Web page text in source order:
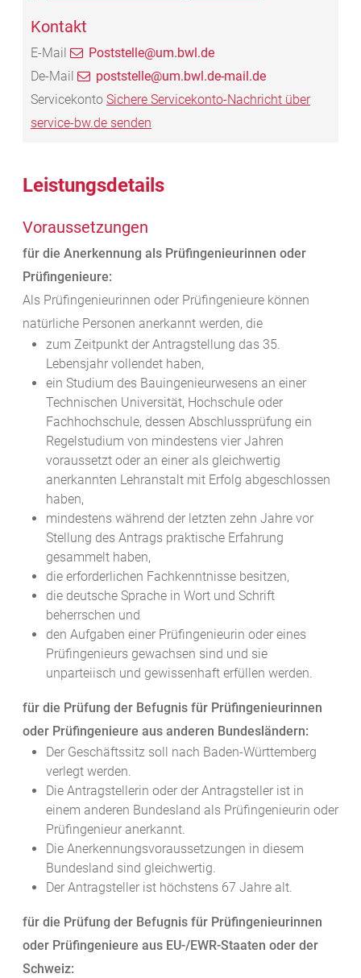
Kontakt
E-Mail
Poststelle@um.bwl.de
De-Mail
poststelle@um.bwl.de-mail.de
Servicekonto Sichere Servicekonto-Nachricht über
service-bw.de senden
Leistungsdetails
Voraussetzungen
für die Anerkennung als Prüfingenieurinnen oder
Prüfingenieure:
Als Prüfingenieurinnen oder Prüfingenieure können
natürliche Personen anerkannt werden, die
zum Zeitpunkt der Antragstellung das 35.
Lebensjahr vollendet haben,
ein Studium des Bauingenieurwesens an einer
Technischen Universität, Hochschule oder
Fachhochschule, dessen Abschlussprüfung ein
Regelstudium von mindestens vier Jahren
voraussetzt oder an einer als gleichwertig
anerkannten Lehranstalt mit Erfolg abgeschlossen
haben,
mindestens während der letzten zehn Jahre vor
Stellung des Antrags praktische Erfahrung
gesammelt haben,
die erforderlichen Fachkenntnisse besitzen,
die deutsche Sprache in Wort und Schrift
beherrschen und
den Aufgaben einer Prüfingenieurin oder eines
Prüfingenieurs gewachsen sind und sie
unparteiisch und gewissenhaft erfüllen werden.
für die Prüfung der Befugnis für Prüfingenieurinnen
oder Prüfingenieure aus anderen Bundesländern:
Der Geschäftssitz soll nach Baden-Württemberg
verlegt werden.
Die Antragstellerin oder der Antragsteller ist in
einem anderen Bundesland als Prüfingenieurin oder
Prüfingenieur anerkannt.
Die Anerkennungsvoraussetzungen in diesem
Bundesland sind gleichwertig.
Der Antragsteller ist höchstens 67 Jahre alt.
für die Prüfung der Befugnis für Prüfingenieurinnen
oder Prüfingenieure aus EU-/EWR-Staaten oder der
Schweiz: